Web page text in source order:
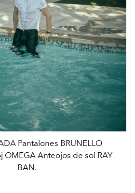
Pantalones BRUNELLO
OMEGA Anteojos de sol RAY
BAN.